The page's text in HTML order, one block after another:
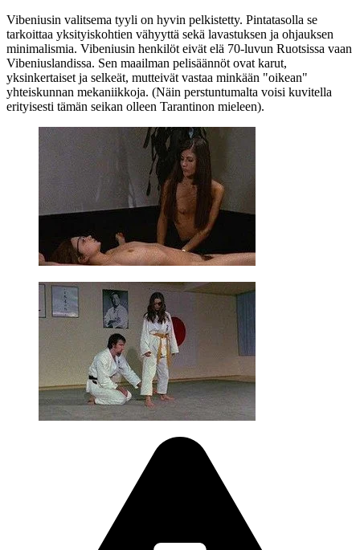
Vibeniusin valitsema tyyli on hyvin pelkistetty. Pintatasolla se
tarkoittaa yksityiskohtien vähyyttä sekä lavastuksen ja ohjauksen
minimalismia. Vibeniusin henkilöt eivät elä 70‑luvun Ruotsissa vaan
Vibeniuslandissa. Sen maailman pelisäännöt ovat karut,
yksinkertaiset ja selkeät, mutteivät vastaa minkään "oikean"
yhteiskunnan mekaniikkoja. (Näin perstuntumalta voisi kuvitella
erityisesti tämän seikan olleen Tarantinon mieleen).